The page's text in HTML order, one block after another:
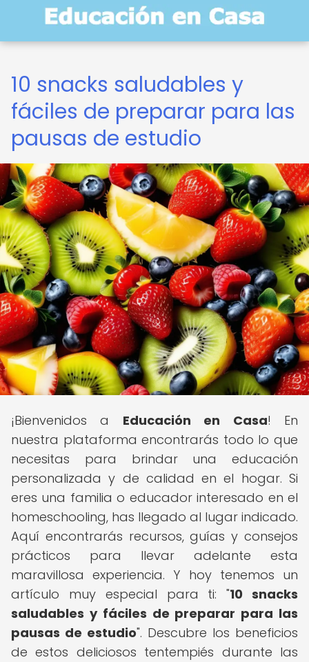
10 snacks saludables y
fáciles de preparar para las
pausas de estudio
¡Bienvenidos a Educación en Casa! En
nuestra plataforma encontrarás todo lo que
necesitas para brindar una educación
personalizada y de calidad en el hogar. Si
eres una familia o educador interesado en el
homeschooling, has llegado al lugar indicado.
Aquí encontrarás recursos, guías y consejos
prácticos para llevar adelante esta
maravillosa experiencia. Y hoy tenemos un
artículo muy especial para ti: "10 snacks
saludables y fáciles de preparar para las
pausas de estudio". Descubre los beneficios
de estos deliciosos tentempiés durante las